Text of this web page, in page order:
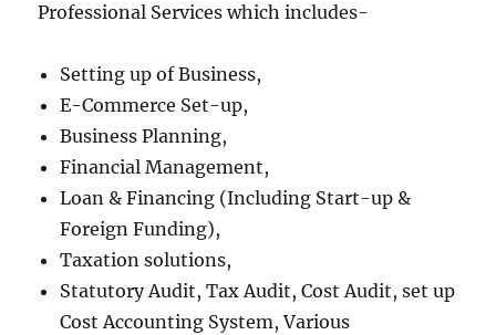
Professional Services which includes-
Setting up of Business,
E-Commerce Set-up,
Business Planning,
Financial Management,
Loan & Financing (Including Start-up &
Foreign Funding),
Taxation solutions,
Statutory Audit, Tax Audit, Cost Audit, set up
Cost Accounting System, Various